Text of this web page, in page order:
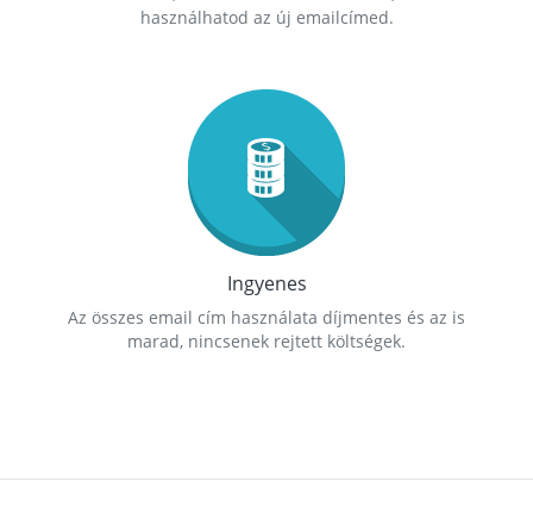
használhatod az új emailcímed.
Ingyenes
Az összes email cím használata díjmentes és az is
marad, nincsenek rejtett költségek.